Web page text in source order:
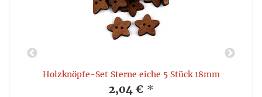
Holzknöpfe-Set Sterne eiche 5 Stück 18mm
2,04 € *